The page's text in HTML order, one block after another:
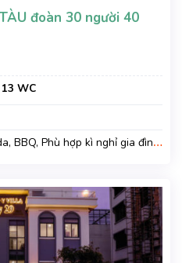
đoàn 30 người 40
WC
BBQ, Phù hợp kì nghỉ gia đình,